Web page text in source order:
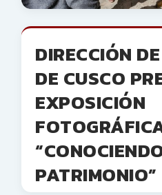
DIRECCIÓN
DE CUSCO
EXPOSICIÓN
PATRIMONIO”